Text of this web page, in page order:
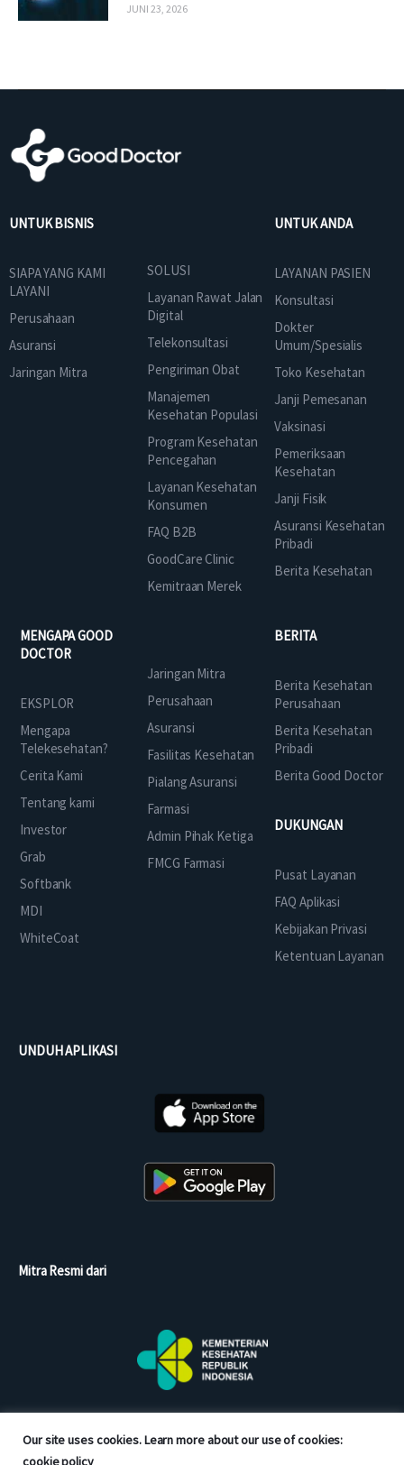
Our site uses cookies. Learn more about our use of cookies:
cookie policy
JUNI 23, 2026
UNTUK BISNIS
SIAPA YANG KAMI
LAYANI
Perusahaan
Asuransi
Jaringan Mitra
SOLUSI
Layanan Rawat Jalan
Digital
Telekonsultasi
Pengiriman Obat
Manajemen
Kesehatan Populasi
Program Kesehatan
Pencegahan
Layanan Kesehatan
Konsumen
FAQ B2B
GoodCare Clinic
Kemitraan Merek
UNTUK ANDA
LAYANAN PASIEN
Konsultasi
Dokter
Umum/Spesialis
Toko Kesehatan
Janji Pemesanan
Vaksinasi
Pemeriksaan
Kesehatan
Janji Fisik
Asuransi Kesehatan
Pribadi
Berita Kesehatan
MENGAPA GOOD
DOCTOR
EKSPLOR
Mengapa
Telekesehatan?
Cerita Kami
Tentang kami
Investor
Grab
Softbank
MDI
WhiteCoat
Jaringan Mitra
Perusahaan
Asuransi
Fasilitas Kesehatan
Pialang Asuransi
Farmasi
Admin Pihak Ketiga
FMCG Farmasi
BERITA
Berita Kesehatan
Perusahaan
Berita Kesehatan
Pribadi
Berita Good Doctor
DUKUNGAN
Pusat Layanan
FAQ Aplikasi
Kebijakan Privasi
Ketentuan Layanan
UNDUH APLIKASI
Mitra Resmi dari